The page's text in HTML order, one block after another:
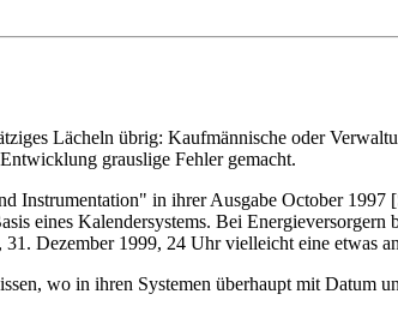
Lächeln übrig: Kaufmännische oder
grauslige Fehler gemacht.
in ihrer Ausgabe October 1997
eines Kalendersystems. Bei
Dezember 1999, 24 Uhr vielleicht eine etwas
wo in ihren Systemen überhaupt mit Datum